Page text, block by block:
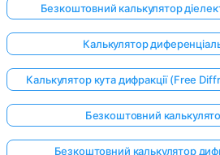
Безкоштовний калькулятор
Калькулятор
Калькулятор кута дифракції (Free
Безкоштовний
Безкоштовний калькулятор